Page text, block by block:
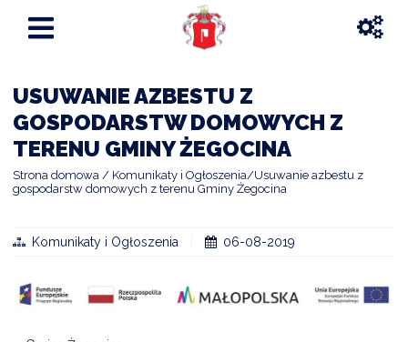
USUWANIE AZBESTU Z
GOSPODARSTW DOMOWYCH Z
TERENU GMINY ŻEGOCINA
Strona domowa Komunikaty i Ogłoszenia
Usuwanie azbestu z
gospodarstw domowych z terenu Gminy Żegocina
Komunikaty i Ogłoszenia 06-08-2019